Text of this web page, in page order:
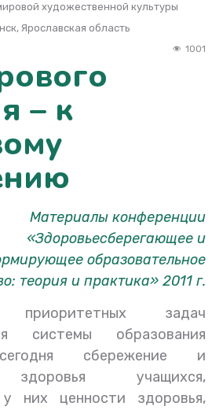
художественной культуры
Ярославская область
1001
– к
Материалы конференции
«Здоровьесберегающее и
образовательное
теория и практика» 2011 г.
задач
системы образования
сбережение и
здоровья учащихся,
них ценности здоровья,